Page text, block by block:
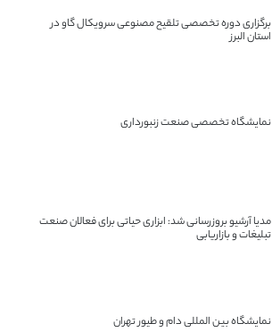
برگزاری دوره تخصصی تلقیح مصنوعی سرویکال گاو در
استان البرز
نمایشگاه تخصصی صنعت زنبورداری
مدیا آرشیو بروزرسانی شد: ابزاری حیاتی برای فعالان صنعت
تبلیغات و بازاریابی
نمایشگاه بین المللی دام و طیور تهران